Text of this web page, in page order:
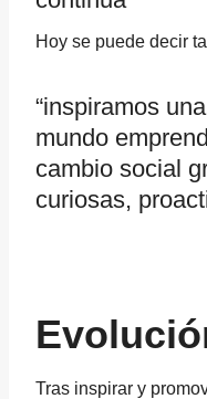
Hoy se puede decir
“inspiramos
mundo
cambio social
curiosas,
Tras inspirar y